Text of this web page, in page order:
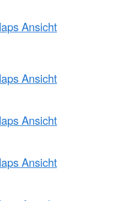
Ansicht
Ansicht
Ansicht
Ansicht